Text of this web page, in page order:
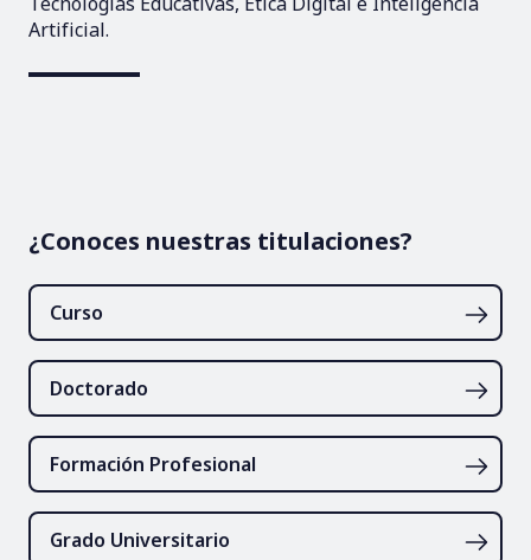
Artificial.
¿Conoces nuestras titulaciones?
Curso
Doctorado
Formación Profesional
Grado Universitario